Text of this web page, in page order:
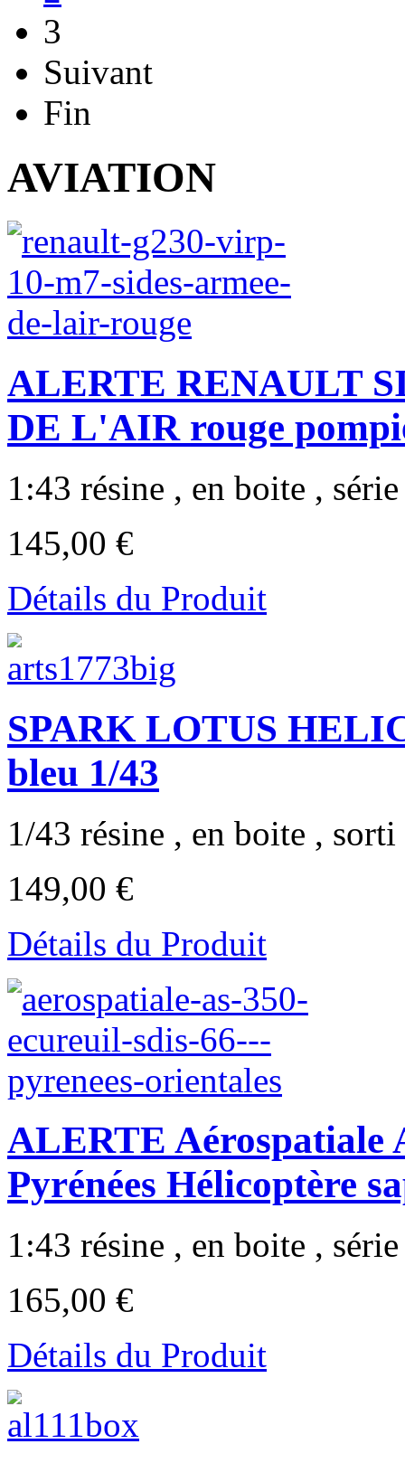
3
Suivant
Fin
AVIATION
ALERTE RENAULT
DE L'AIR rouge
1:43 résine , en boite ,
145,00 €
Détails du Produit
SPARK LOTUS
bleu 1/43
1/43 résine , en boite , sorti
149,00 €
Détails du Produit
ALERTE Aérospatiale
Pyrénées Hélicoptère
1:43 résine , en boite ,
165,00 €
Détails du Produit